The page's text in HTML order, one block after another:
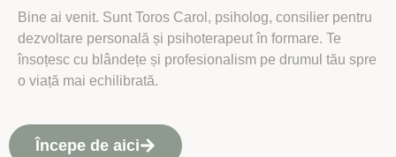
Bine ai venit. Sunt Toros Carol, psiholog, consilier pentru
dezvoltare personală și psihoterapeut în formare. Te
însoțesc cu blândețe și profesionalism pe drumul tău spre
o viață mai echilibrată.
Începe de aici